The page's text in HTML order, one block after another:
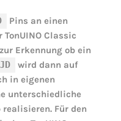
Pins an einen
Classic
Erkennung ob ein
JD
wird dann auf
in eigenen
unterschiedliche
Für den